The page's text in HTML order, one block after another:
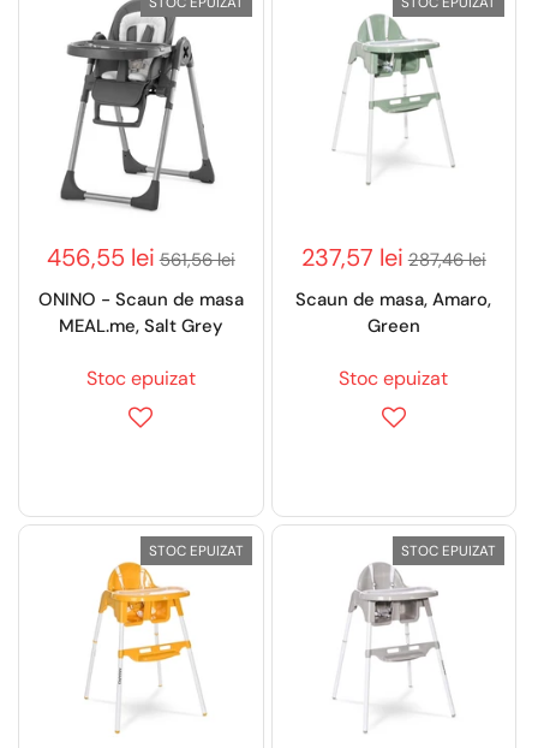
456,55 lei 561,56 lei
ONINO - Scaun de masa
MEAL.me, Salt Grey
Stoc epuizat
237,57 lei 287,46 lei
Scaun de masa, Amaro,
Green
Stoc epuizat
STOC EPUIZAT STOC EPUIZAT